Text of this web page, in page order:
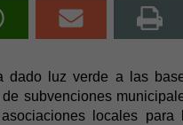
dado luz verde a las
subvenciones
locales para